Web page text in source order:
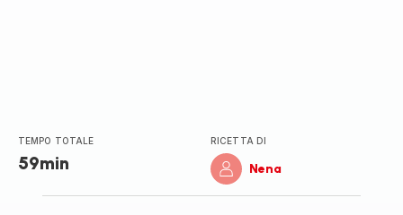
TEMPO TOTALE
59min
RICETTA DI
Nena